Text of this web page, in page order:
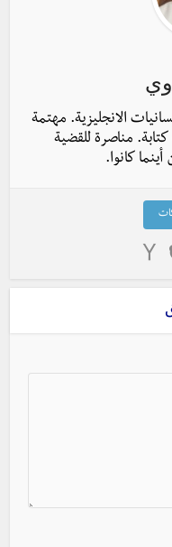
الانجليزية. مهتمة
مناصرة للقضية
كانوا.